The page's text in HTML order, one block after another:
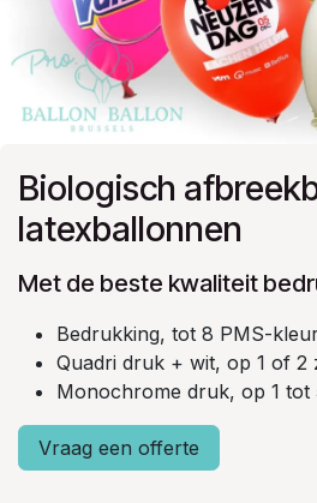
Biologisch
latexballonnen
Met de beste kwaliteit
Bedrukking, tot 8 PMS-
Quadri druk + wit, op 1 of 2
Monochrome druk, op 1 tot
Vraag een offerte